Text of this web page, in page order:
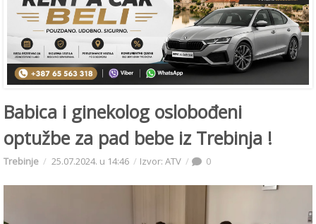
Babica i ginekolog oslobođeni
optužbe za pad bebe iz Trebinja !
Trebinje 25.07.2024. u 14:46 Izvor: ATV 0